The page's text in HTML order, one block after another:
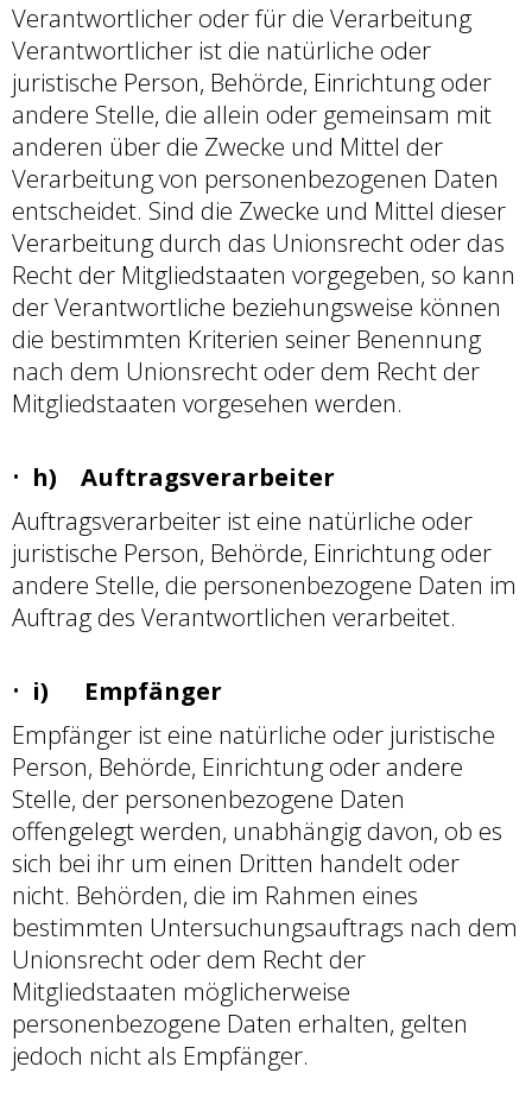
Verantwortlicher oder für die Verarbeitung
Verantwortlicher ist die natürliche oder
juristische Person, Behörde, Einrichtung oder
andere Stelle, die allein oder gemeinsam mit
anderen über die Zwecke und Mittel der
Verarbeitung von personenbezogenen Daten
entscheidet. Sind die Zwecke und Mittel dieser
Verarbeitung durch das Unionsrecht oder das
Recht der Mitgliedstaaten vorgegeben, so kann
der Verantwortliche beziehungsweise können
die bestimmten Kriterien seiner Benennung
nach dem Unionsrecht oder dem Recht der
Mitgliedstaaten vorgesehen werden.
h) Auftragsverarbeiter
Auftragsverarbeiter ist eine natürliche oder
juristische Person, Behörde, Einrichtung oder
andere Stelle, die personenbezogene Daten im
Auftrag des Verantwortlichen verarbeitet.
i) Empfänger
Empfänger ist eine natürliche oder juristische
Person, Behörde, Einrichtung oder andere
Stelle, der personenbezogene Daten
offengelegt werden, unabhängig davon, ob es
sich bei ihr um einen Dritten handelt oder
nicht. Behörden, die im Rahmen eines
bestimmten Untersuchungsauftrags nach dem
Unionsrecht oder dem Recht der
Mitgliedstaaten möglicherweise
personenbezogene Daten erhalten, gelten
jedoch nicht als Empfänger.